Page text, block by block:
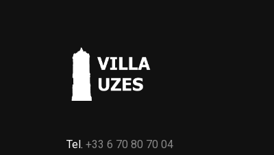
Tel. +33 6 70 80 70 04